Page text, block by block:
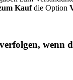
Kaufdie Option
wenn